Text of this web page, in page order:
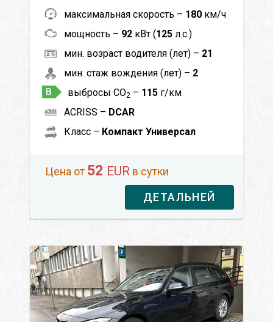
максимальная скорость – 180 км/ч
мощность – 92 кВт (125 л.с.)
мин. возраст водителя (лет) – 21
мин. стаж вождения (лет) – 2
выбросы CO2 – 115 г/км
ACRISS – DCAR
Класс – Компакт Универсал
Цена от 52 EUR в сутки
ДЕТАЛЬНЕЙ